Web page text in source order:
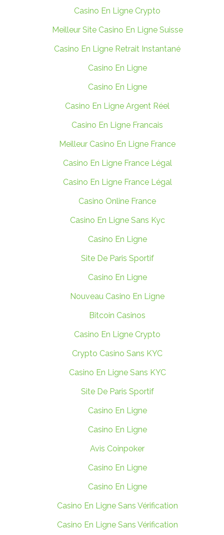
Casino En Ligne Crypto
Meilleur Site Casino En Ligne Suisse
Casino En Ligne Retrait Instantané
Casino En Ligne
Casino En Ligne
Casino En Ligne Argent Réel
Casino En Ligne Francais
Meilleur Casino En Ligne France
Casino En Ligne France Légal
Casino En Ligne France Légal
Casino Online France
Casino En Ligne Sans Kyc
Casino En Ligne
Site De Paris Sportif
Casino En Ligne
Nouveau Casino En Ligne
Bitcoin Casinos
Casino En Ligne Crypto
Crypto Casino Sans KYC
Casino En Ligne Sans KYC
Site De Paris Sportif
Casino En Ligne
Casino En Ligne
Avis Coinpoker
Casino En Ligne
Casino En Ligne
Casino En Ligne Sans Vérification
Casino En Ligne Sans Vérification